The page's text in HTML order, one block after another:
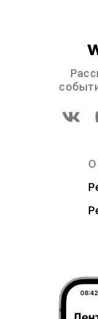
О
08:42